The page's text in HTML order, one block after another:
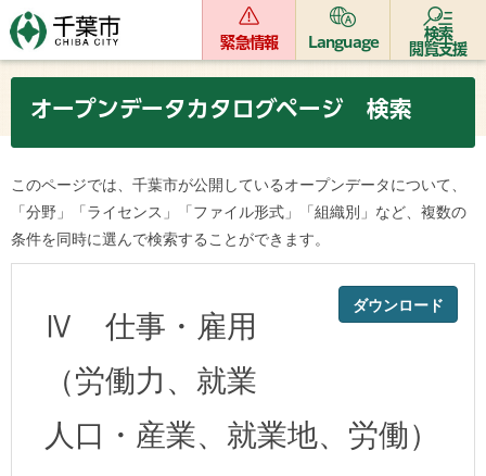
緊急情報 Language
検索
閲覧支援
オープンデータカタログページ 検索
このページでは、千葉市が公開しているオープンデータについて、
「分野」「ライセンス」「ファイル形式」「組織別」など、複数の
条件を同時に選んで検索することができます。
ダウンロード
Ⅳ 仕事・雇用
（労働力、就業
人口・産業、就業地、労働）